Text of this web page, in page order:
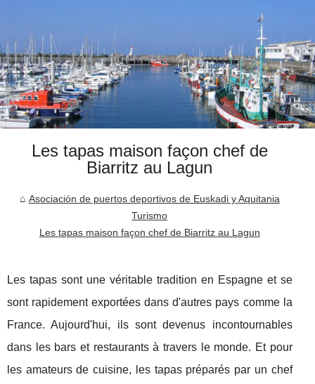
Les tapas maison façon chef de
Biarritz au Lagun
Asociación de puertos deportivos de Euskadi y Aquitania
Turismo
Les tapas maison façon chef de Biarritz au Lagun
Les tapas sont une véritable tradition en Espagne et se
sont rapidement exportées dans d'autres pays comme la
France. Aujourd'hui, ils sont devenus incontournables
dans les bars et restaurants à travers le monde. Et pour
les amateurs de cuisine, les tapas préparés par un chef